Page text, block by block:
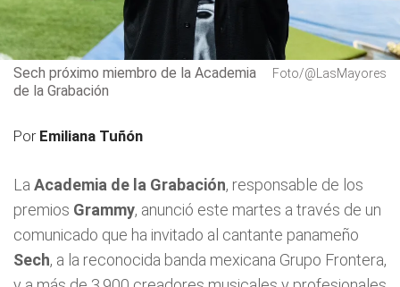
Sech próximo miembro de la Academia
de la Grabación
Foto/@LasMayores
Por Emiliana Tuñón
La Academia de la Grabación, responsable de los
premios Grammy, anunció este martes a través de un
comunicado que ha invitado al cantante panameño
Sech, a la reconocida banda mexicana Grupo Frontera,